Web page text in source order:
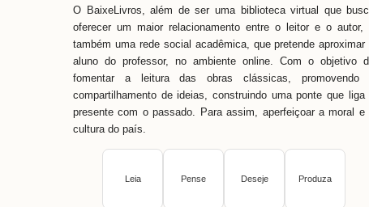
O BaixeLivros, além de ser uma biblioteca virtual que
oferecer um maior relacionamento entre o leitor e o autor,
também uma rede social acadêmica, que pretende aproximar
aluno do professor, no ambiente online. Com o objetivo
fomentar a leitura das obras clássicas, promovendo
compartilhamento de ideias, construindo uma ponte que liga
presente com o passado. Para assim, aperfeiçoar a moral e
cultura do país.
Leia Pense Deseje Produza